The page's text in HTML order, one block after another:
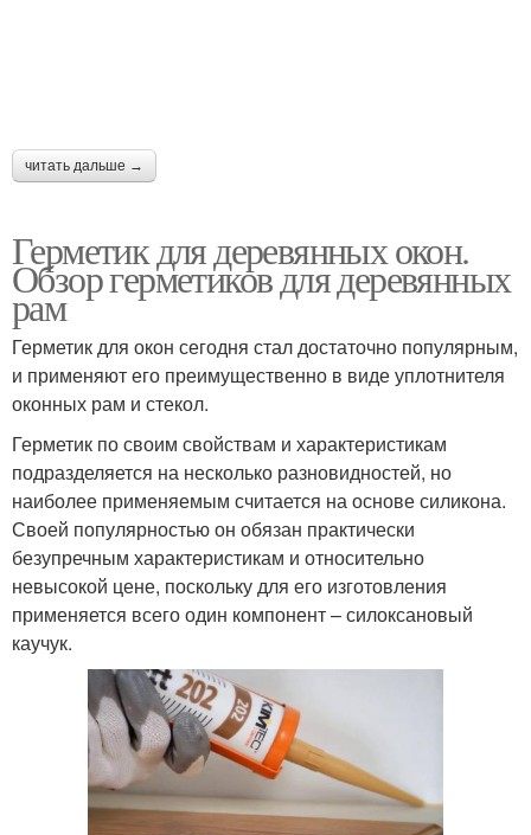
читать дальше →
Герметик для деревянных окон.
Обзор герметиков для деревянных
рам
Герметик для окон сегодня стал достаточно популярным,
и применяют его преимущественно в виде уплотнителя
оконных рам и стекол.
Герметик по своим свойствам и характеристикам
подразделяется на несколько разновидностей, но
наиболее применяемым считается на основе силикона.
Своей популярностью он обязан практически
безупречным характеристикам и относительно
невысокой цене, поскольку для его изготовления
применяется всего один компонент – силоксановый
каучук.